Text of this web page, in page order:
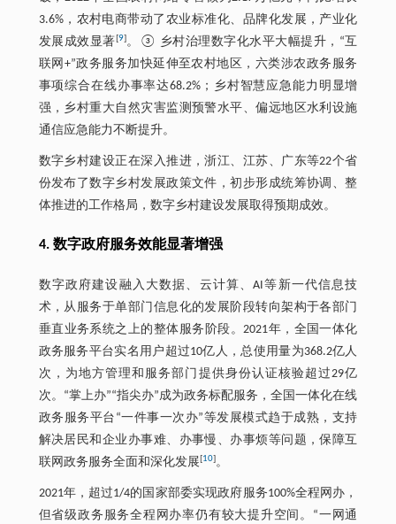
3.6%，农村电商带动了农业标准化、品牌化发展，产业化
发展成效显著[9]。③ 乡村治理数字化水平大幅提升，“互
联网+”政务服务加快延伸至农村地区，六类涉农政务服务
事项综合在线办事率达68.2%；乡村智慧应急能力明显增
强，乡村重大自然灾害监测预警水平、偏远地区水利设施
通信应急能力不断提升。
数字乡村建设正在深入推进，浙江、江苏、广东等22个省
份发布了数字乡村发展政策文件，初步形成统筹协调、整
体推进的工作格局，数字乡村建设发展取得预期成效。
4. 数字政府服务效能显著增强
数字政府建设融入大数据、云计算、AI等新一代信息技
术，从服务于单部门信息化的发展阶段转向架构于各部门
垂直业务系统之上的整体服务阶段。2021年，全国一体化
政务服务平台实名用户超过10亿人，总使用量为368.2亿人
次，为地方管理和服务部门提供身份认证核验超过29亿
次。“掌上办”“指尖办”成为政务标配服务，全国一体化在线
政务服务平台“一件事一次办”等发展模式趋于成熟，支持
解决居民和企业办事难、办事慢、办事烦等问题，保障互
联网政务服务全面和深化发展[10]。
2021年，超过1/4的国家部委实现政府服务100%全程网办，
但省级政务服务全程网办率仍有较大提升空间。“一网通